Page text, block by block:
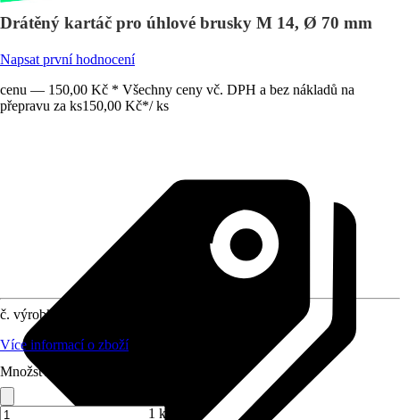
Drátěný kartáč pro úhlové brusky M 14, Ø 70 mm
Napsat první hodnocení
cenu — 150,00 Kč * Všechny ceny vč. DPH a bez nákladů na
přepravu za ks150,00 Kč*/ ks
č. výrobku
Více informací o zboží
Množství (ks)
1 ks